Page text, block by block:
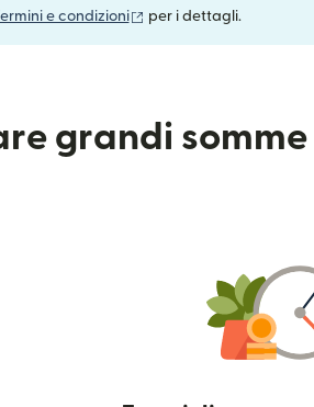
e condizioni (si apre in una nuova
per i dettagli.
grandi